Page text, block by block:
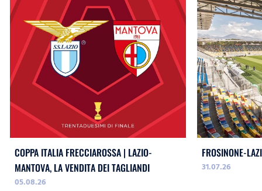
COPPA ITALIA FRECCIAROSSA | LAZIO-
MANTOVA, LA VENDITA DEI TAGLIANDI
05.08.26
FROSINONE-
31.07.26